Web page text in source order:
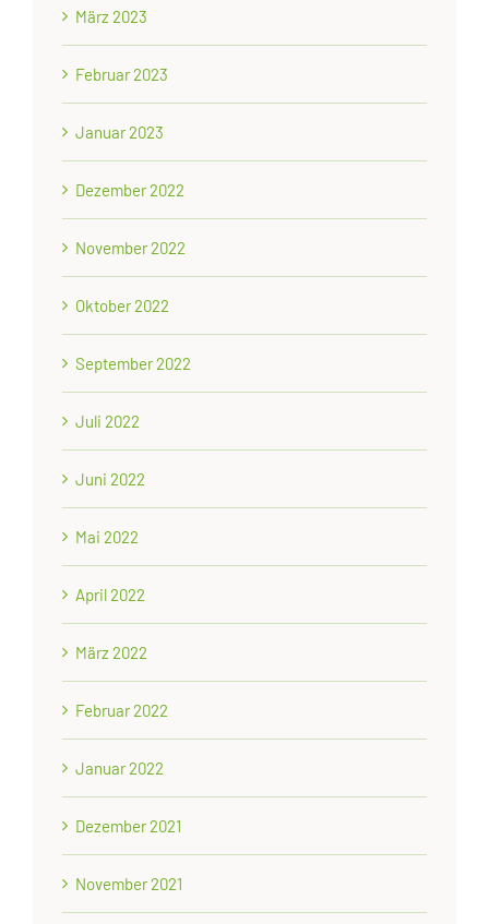
März 2023
Februar 2023
Januar 2023
Dezember 2022
November 2022
Oktober 2022
September 2022
Juli 2022
Juni 2022
Mai 2022
April 2022
März 2022
Februar 2022
Januar 2022
Dezember 2021
November 2021